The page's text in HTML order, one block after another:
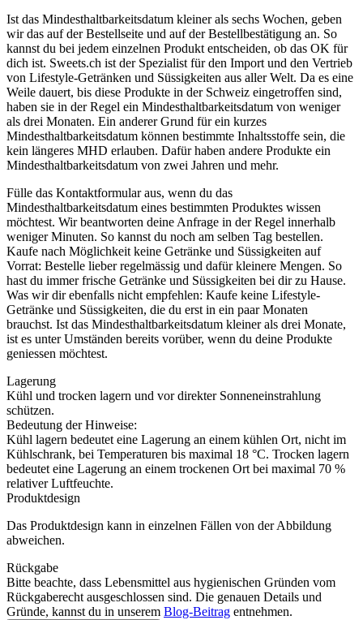
Ist das Mindesthaltbarkeitsdatum kleiner als sechs Wochen, geben
wir das auf der Bestellseite und auf der Bestellbestätigung an. So
kannst du bei jedem einzelnen Produkt entscheiden, ob das OK für
dich ist. Sweets.ch ist der Spezialist für den Import und den Vertrieb
von Lifestyle-Getränken und Süssigkeiten aus aller Welt. Da es eine
Weile dauert, bis diese Produkte in der Schweiz eingetroffen sind,
haben sie in der Regel ein Mindesthaltbarkeitsdatum von weniger
als drei Monaten. Ein anderer Grund für ein kurzes
Mindesthaltbarkeitsdatum können bestimmte Inhaltsstoffe sein, die
kein längeres MHD erlauben. Dafür haben andere Produkte ein
Mindesthaltbarkeitsdatum von zwei Jahren und mehr.
Fülle das Kontaktformular aus, wenn du das
Mindesthaltbarkeitsdatum eines bestimmten Produktes wissen
möchtest. Wir beantworten deine Anfrage in der Regel innerhalb
weniger Minuten. So kannst du noch am selben Tag bestellen.
Kaufe nach Möglichkeit keine Getränke und Süssigkeiten auf
Vorrat: Bestelle lieber regelmässig und dafür kleinere Mengen. So
hast du immer frische Getränke und Süssigkeiten bei dir zu Hause.
Was wir dir ebenfalls nicht empfehlen: Kaufe keine Lifestyle-
Getränke und Süssigkeiten, die du erst in ein paar Monaten
brauchst. Ist das Mindesthaltbarkeitsdatum kleiner als drei Monate,
ist es unter Umständen bereits vorüber, wenn du deine Produkte
geniessen möchtest.
Lagerung
Kühl und trocken lagern und vor direkter Sonneneinstrahlung
schützen.
Bedeutung der Hinweise:
Kühl lagern bedeutet eine Lagerung an einem kühlen Ort, nicht im
Kühlschrank, bei Temperaturen bis maximal 18 °C. Trocken lagern
bedeutet eine Lagerung an einem trockenen Ort bei maximal 70 %
relativer Luftfeuchte.
Produktdesign
Das Produktdesign kann in einzelnen Fällen von der Abbildung
abweichen.
Rückgabe
Bitte beachte, dass Lebensmittel aus hygienischen Gründen vom
Rückgaberecht ausgeschlossen sind. Die genauen Details und
Gründe, kannst du in unserem Blog-Beitrag entnehmen.